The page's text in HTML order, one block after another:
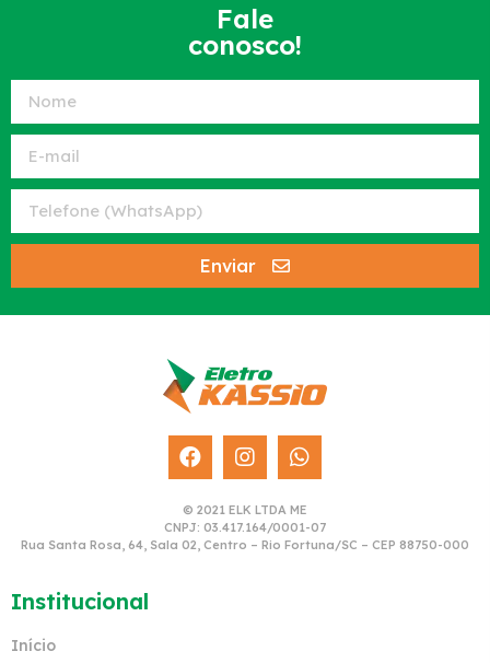
Fale
conosco!
Enviar
© 2021 ELK LTDA ME
CNPJ: 03.417.164/0001-07
Rua Santa Rosa, 64, Sala 02, Centro – Rio Fortuna/SC – CEP 88750-000
Institucional
Início